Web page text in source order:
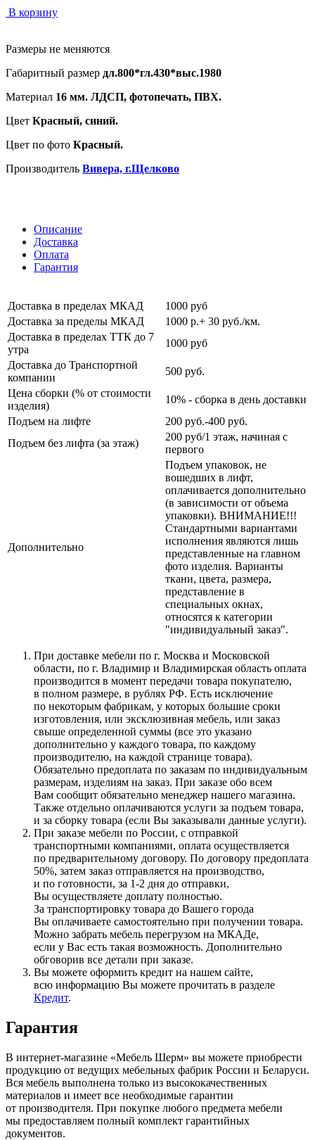
В корзину
Размеры не меняются
Габаритный размер дл.800*гл.430*выс.1980
Материал 16 мм. ЛДСП, фотопечать, ПВХ.
Цвет Красный, синий.
Цвет по фото Красный.
Производитель Вивера, г.Щелково
Описание
Доставка
Оплата
Гарантия
Доставка в пределах МКАД
1000 руб
Доставка за пределы МКАД
1000 р.+ 30 руб./км.
Доставка в пределах ТТК до 7
утра
1000 руб
Доставка до Транспортной
компании
500 руб.
Цена сборки (% от стоимости
изделия)
10% - сборка в день доставки
Подъем на лифте
200 руб.-400 руб.
Подъем без лифта (за этаж)
200 руб/1 этаж, начиная с
первого
Дополнительно
Подъем упаковок, не
вошедших в лифт,
оплачивается дополнительно
(в зависимости от объема
упаковки). ВНИМАНИЕ!!!
Стандартными вариантами
исполнения являются лишь
представленные на главном
фото изделия. Варианты
ткани, цвета, размера,
представление в
специальных окнах,
относятся к категории
"индивидуальный заказ".
При доставке мебели по г. Москва и Московской
области, по г. Владимир и Владимирская область оплата
производится в момент передачи товара покупателю,
в полном размере, в рублях РФ. Есть исключение
по некоторым фабрикам, у которых большие сроки
изготовления, или эксклюзивная мебель, или заказ
свыше определенной суммы (все это указано
дополнительно у каждого товара, по каждому
производителю, на каждой странице товара).
Обязательно предоплата по заказам по индивидуальным
размерам, изделиям на заказ. При заказе обо всем
Вам сообщит обязательно менеджер нашего магазина.
Также отдельно оплачиваются услуги за подъем товара,
и за сборку товара (если Вы заказывали данные услуги).
При заказе мебели по России, с отправкой
транспортными компаниями, оплата осуществляется
по предварительному договору. По договору предоплата
50%, затем заказ отправляется на производство,
и по готовности, за 1-2 дня до отправки,
Вы осуществляете доплату полностью.
За транспортировку товара до Вашего города
Вы оплачиваете самостоятельно при получении товара.
Можно забрать мебель перегрузом на МКАДе,
если у Вас есть такая возможность. Дополнительно
обговорив все детали при заказе.
Вы можете оформить кредит на нашем сайте,
всю информацию Вы можете прочитать в разделе
Кредит.
Гарантия
В интернет-магазине «Мебель Шерм» вы можете приобрести
продукцию от ведущих мебельных фабрик России и Беларуси.
Вся мебель выполнена только из высококачественных
материалов и имеет все необходимые гарантии
от производителя. При покупке любого предмета мебели
мы предоставляем полный комплект гарантийных
документов.